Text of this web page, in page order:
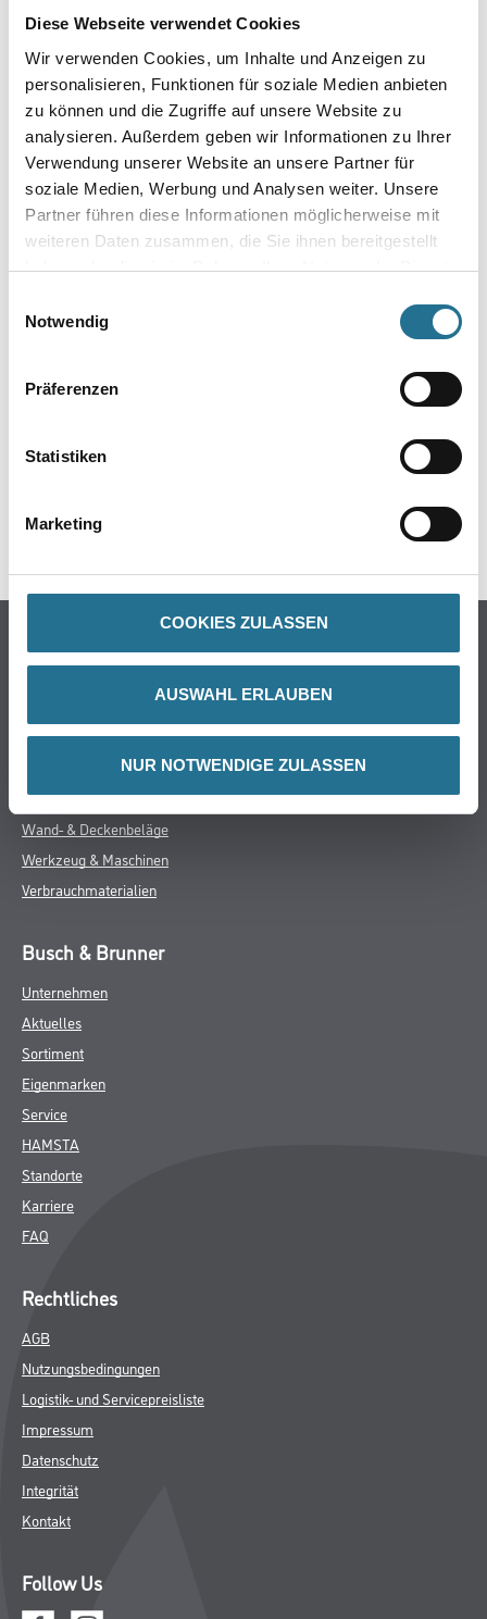
Diese Webseite verwendet Cookies
Wir verwenden Cookies, um Inhalte und Anzeigen zu
personalisieren, Funktionen für soziale Medien anbieten
zu können und die Zugriffe auf unsere Website zu
analysieren. Außerdem geben wir Informationen zu Ihrer
Verwendung unserer Website an unsere Partner für
soziale Medien, Werbung und Analysen weiter. Unsere
Partner führen diese Informationen möglicherweise mit
weiteren Daten zusammen, die Sie ihnen bereitgestellt
haben oder die sie im Rahmen Ihrer Nutzung der Dienste
Notwendig
Präferenzen
Statistiken
Marketing
COOKIES ZULASSEN
AUSWAHL ERLAUBEN
NUR NOTWENDIGE ZULASSEN
PRODUKTEIGENSCHAFTEN
Produkteigenschaft
- Über 100 Motive für jeden Geschmack
- Ihre individuellen Wandabmessungen
- Farblich anpassbare Tapetenmotive
- Hochwertige Trägermaterialien
- Zertifizierte Faservliese
- Umweltfreundliche Latexfarben
SPEZIFIKATIONEN
Trockenbau
Putze- und Spachtelmassen
Bodenbeläge
Wand- & Deckenbeläge
Werkzeug & Maschinen
Verbrauchmaterialien
Busch & Brunner
Unternehmen
Aktuelles
Sortiment
Eigenmarken
Service
HAMSTA
Standorte
Karriere
FAQ
Rechtliches
AGB
Nutzungsbedingungen
Logistik- und Servicepreisliste
Impressum
Datenschutz
Integrität
Kontakt
Follow Us